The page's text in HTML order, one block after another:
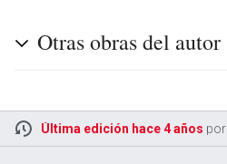
Otras obras del autor
Última edición hace 4 años por